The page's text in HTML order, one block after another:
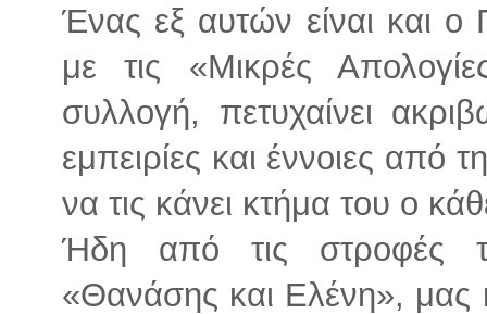
Ένας εξ αυτών είναι και
με τις «Μικρές
συλλογή, πετυχαίνει
εμπειρίες και έννοιες από
να τις κάνει κτήμα του ο
Ήδη από τις στροφές
«Θανάσης και Ελένη», μας